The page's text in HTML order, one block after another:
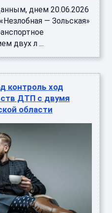
днем 20.06.2026
— Зольская»
двух л ...
контроль ход
ДТП с двумя
области